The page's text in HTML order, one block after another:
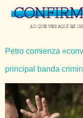
Petro comienza
principal banda